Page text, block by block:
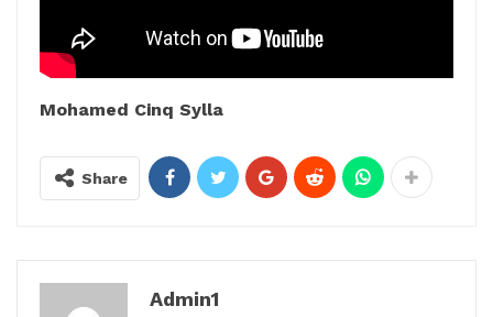
Mohamed Cinq Sylla
Share
Admin1